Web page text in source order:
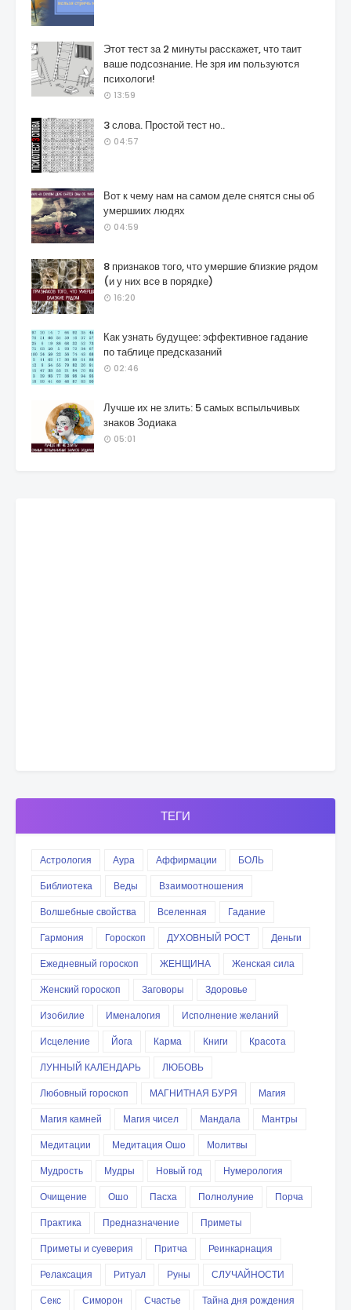
Этот тест за 2 минуты расскажет, что таит
ваше подсознание. Не зря им пользуются
психологи!
13:59
3 слова. Простой тест но..
04:57
Вот к чему нам на самом деле снятся сны об
умершиих людях
04:59
8 признаков того, что умершие близкие рядом
(и у них все в порядке)
16:20
Как узнать будущее: эффективное гадание
по таблице предсказаний
02:46
Лучше их не злить: 5 самых вспыльчивых
знаков Зодиака
05:01
ТЕГИ
Астрология Аура Аффирмации
БОЛЬ
Библиотека
Веды
Взаимоотношения
Волшебные свойства
Вселенная
Гадание
Гармония
Гороскоп ДУХОВНЫЙ РОСТ
Деньги
Ежедневный гороскоп
ЖЕНЩИНА
Женская сила
Женский гороскоп
Заговоры
Здоровье
Изобилие
Именалогия
Исполнение желаний
Исцеление
Йога Карма Книги
Красота
ЛУННЫЙ КАЛЕНДАРЬ
ЛЮБОВЬ
Любовный гороскоп
МАГНИТНАЯ БУРЯ
Магия
Магия камней
Магия чисел Мандала
Мантры
Медитации
Медитация Ошо
Молитвы
Мудрость
Мудры Новый год
Нумерология
Очищение
Ошо Пасха Полнолуние
Порча
Практика
Предназначение
Приметы
Приметы и суеверия
Притча
Реинкарнация
Релаксация
Ритуал Руны
СЛУЧАЙНОСТИ
Секс
Симорон Счастье
Тайна дня рождения